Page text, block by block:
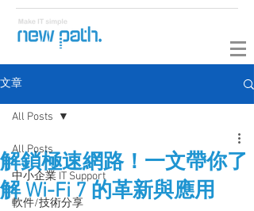
文章
All Posts
中小企業 IT Support
軟件/技術分享
All Posts
解鎖極速網路！一文帶你了
解 Wi-Fi 7 的革新與應用